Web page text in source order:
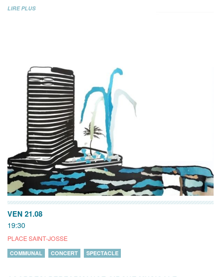
LIRE PLUS
VEN 21.08
19:30
PLACE SAINT-JOSSE
COMMUNAL CONCERT SPECTACLE